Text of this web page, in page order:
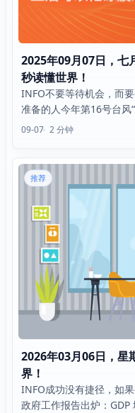
2025年09月07日，七
秒读懂世界！
INFO不要等待机会，而
准备的人今年第16号台风
09-07 2 分钟
推荐
2026年03月06日，星
界！
INFO成功没有捷径，如
政府工作报告出炉：GDP